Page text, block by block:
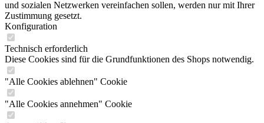
und sozialen Netzwerken vereinfachen sollen, werden nur mit Ihrer
Zustimmung gesetzt.
Konfiguration
Technisch erforderlich
Diese Cookies sind für die Grundfunktionen des Shops notwendig.
"Alle Cookies ablehnen" Cookie
"Alle Cookies annehmen" Cookie